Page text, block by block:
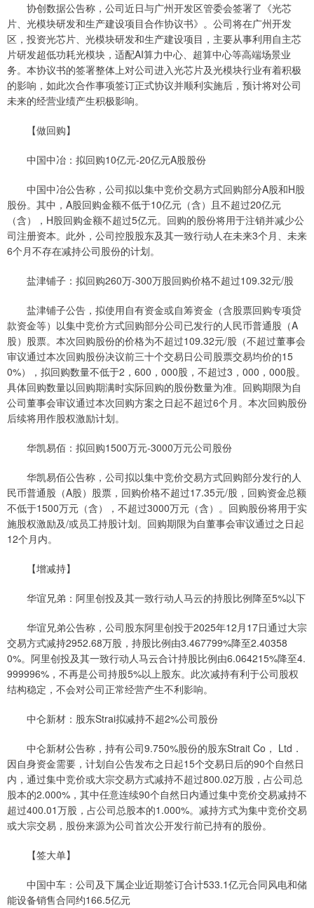
协创数据公告称，公司近日与广州开发区管委会签署了《光芯
片、光模块研发和生产建设项目合作协议书》。公司将在广州开发
区，投资光芯片、光模块研发和生产建设项目，主要从事利用自主芯
片研发超低功耗光模块，适配AI算力中心、超算中心等高端场景业
务。本协议书的签署整体上对公司进入光芯片及光模块行业有着积极
的影响，如此次合作事项签订正式协议并顺利实施后，预计将对公司
未来的经营业绩产生积极影响。
【做回购】
中国中冶：拟回购10亿元-20亿元A股股份
中国中冶公告称，公司拟以集中竞价交易方式回购部分A股和H股
股份。其中，A股回购金额不低于10亿元（含）且不超过20亿元
（含），H股回购金额不超过5亿元。回购的股份将用于注销并减少公
司注册资本。此外，公司控股股东及其一致行动人在未来3个月、未来
6个月不存在减持公司股份的计划。
盐津铺子：拟回购260万-300万股回购价格不超过109.32元/股
盐津铺子公告，拟使用自有资金或自筹资金（含股票回购专项贷
款资金等）以集中竞价方式回购部分公司已发行的人民币普通股（A
股）股票。本次回购股份的价格为不超过109.32元/股（不超过董事会
审议通过本次回购股份决议前三十个交易日公司股票交易均价的15
0%），拟回购数量不低于2，600，000股，不超过3，000，000股。
具体回购数量以回购期满时实际回购的股份数量为准。回购期限为自
公司董事会审议通过本次回购方案之日起不超过6个月。本次回购股份
后续将用作股权激励计划。
华凯易佰：拟回购1500万元-3000万元公司股份
华凯易佰公告称，公司拟以集中竞价交易方式回购部分发行的人
民币普通股（A股）股票，回购价格不超过17.35元/股，回购资金总额
不低于1500万元（含），不超过3000万元（含）。回购股份将用于实
施股权激励及/或员工持股计划。回购期限为自董事会审议通过之日起
12个月内。
【增减持】
华谊兄弟：阿里创投及其一致行动人马云的持股比例降至5%以下
华谊兄弟公告称，公司股东阿里创投于2025年12月17日通过大宗
交易方式减持2952.68万股，持股比例由3.467799%降至2.40358
0%。阿里创投及其一致行动人马云合计持股比例由6.064215%降至4.
999996%，不再是公司持股5%以上股东。此次减持有利于公司股权
结构稳定，不会对公司正常经营产生不利影响。
中仑新材：股东Strai拟减持不超2%公司股份
中仑新材公告称，持有公司9.750%股份的股东Strait Co， Ltd．
因自身资金需要，计划自公告发布之日起15个交易日后的90个自然日
内，通过集中竞价或大宗交易方式减持不超过800.02万股，占公司总
股本的2.000%，其中任意连续90个自然日内通过集中竞价交易减持不
超过400.01万股，占公司总股本的1.000%。减持方式为集中竞价交易
或大宗交易，股份来源为公司首次公开发行前已持有的股份。
【签大单】
中国中车：公司及下属企业近期签订合计533.1亿元合同风电和储
能设备销售合同约166.5亿元